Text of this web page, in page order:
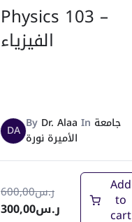
Physics 103 –
الفيزياء
DA By Dr. Alaa In جامعة
الأميرة نورة
ر.س600,00
ر.س300,00
Add
to
cart